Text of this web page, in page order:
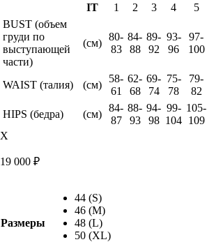
IT
1 2 3 4 5
BUST (объем
груди по
выступающей
части)
(см)
80-
83
84-
88
89-
92
93-
96
97-
100
WAIST (талия) (см)
58-
61
62-
68
69-
74
75-
78
79-
82
HIPS (бедра)
(см)
84-
87
88-
93
94-
98
99-
104
105-
109
X
19 000 ₽
Размеры
44 (S)
46 (M)
48 (L)
50 (XL)